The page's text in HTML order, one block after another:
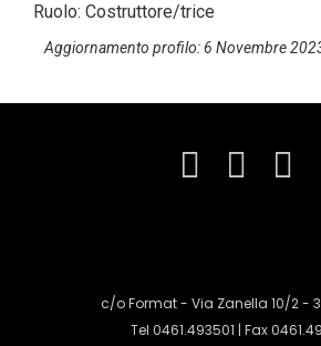
Ruolo: Costruttore/trice
Aggiornamento profilo: 6 Novembre
c/o Format - Via Zanella 10/2 -
Tel 0461.493501 | Fax